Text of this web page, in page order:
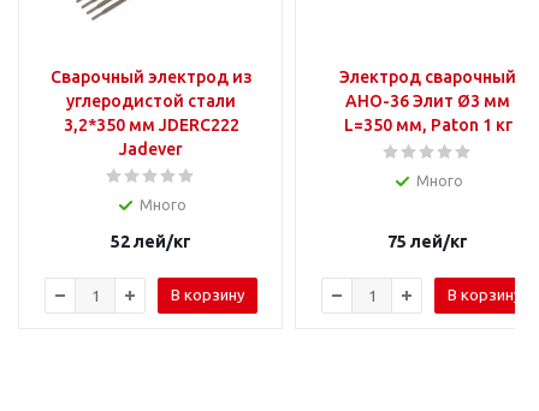
Сварочный электрод из
углеродистой стали
3,2*350 мм JDERC222
Jadever
Много
52лей/кг
В корзину
Электрод сварочный
АНО-36 Элит Ø3 мм
L=350 мм, Paton 1 кг
Много
75 лей/кг
В корзину